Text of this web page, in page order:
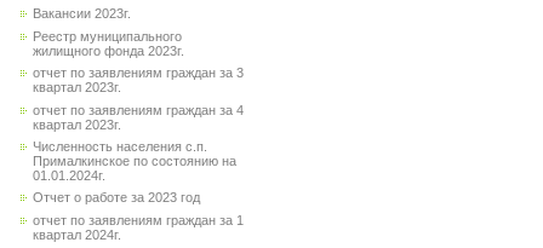
Вакансии 2023г.
Реестр муниципального
жилищного фонда 2023г.
отчет по заявлениям граждан за 3
квартал 2023г.
отчет по заявлениям граждан за 4
квартал 2023г.
Численность населения с.п.
Прималкинское по состоянию на
01.01.2024г.
Отчет о работе за 2023 год
отчет по заявлениям граждан за 1
квартал 2024г.